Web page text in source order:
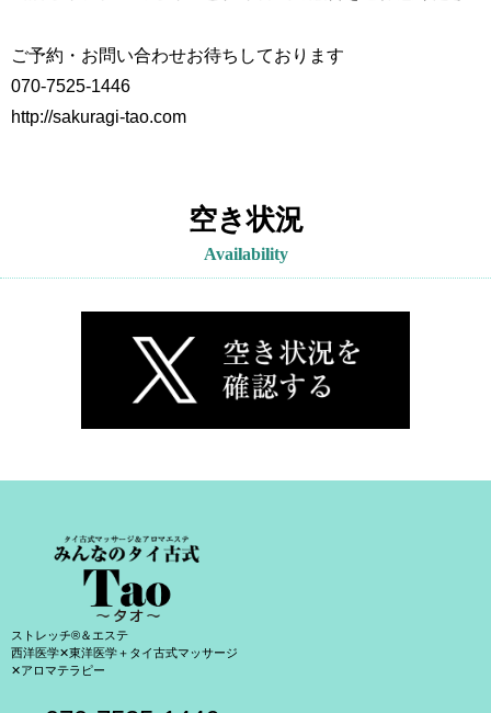
ご予約・お問い合わせお待ちしております
070-7525-1446
http://sakuragi-tao.com
空き状況
Availability
ストレッチ®＆エステ
西洋医学✕東洋医学＋タイ古式マッサージ
✕アロマテラピー